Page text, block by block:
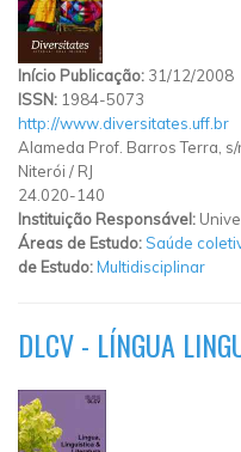
Início Publicação: 31/12/2008
ISSN: 1984-5073
http://www.diversitates.uff.br
Alameda Prof. Barros Terra, s/
Niterói / RJ
24.020-140
Instituição Responsável:
Áreas de Estudo:Saúde
de Estudo:Multidisciplinar
DLCV - LÍNGUA